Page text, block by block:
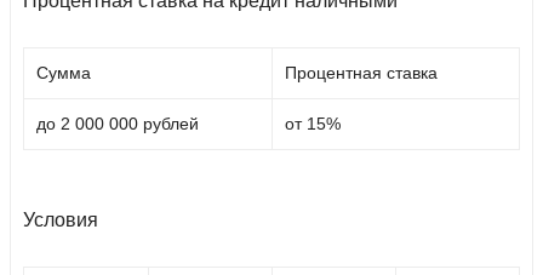
Сумма Процентная ставка
до 2 000 000 рублей от 15%
Условия